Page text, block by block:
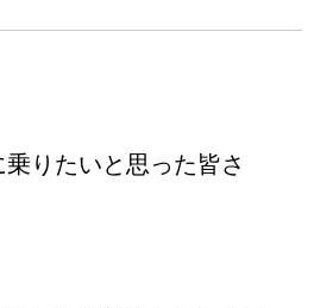
りたいと思った皆さ